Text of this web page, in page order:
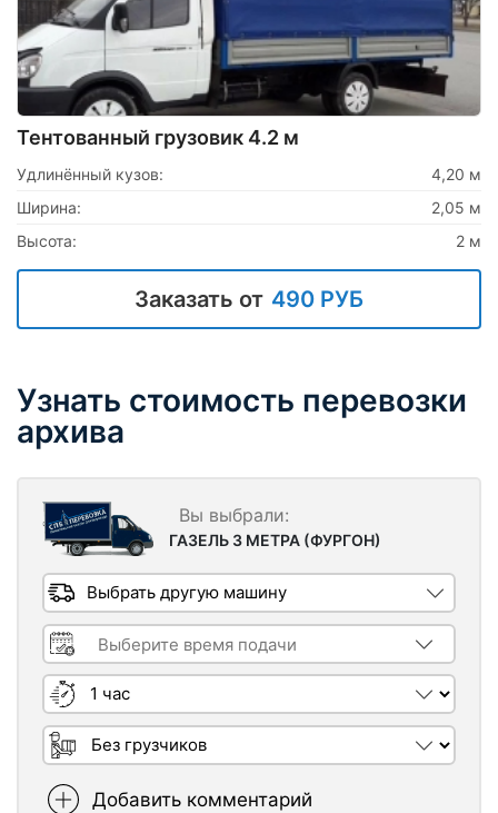
Тентованный грузовик 4.2 м
Удлинённый кузов:
4,20 м
Ширина:
2,05 м
Высота:
2 м
Заказать от 490 РУБ
Узнать стоимость перевозки
архива
ГАЗЕЛЬ 3 МЕТРА (ФУРГОН)
Выбрать другую машину
Время подачи машины
Длительность заказа
Необходимость грузчиков
Добавить комментарий